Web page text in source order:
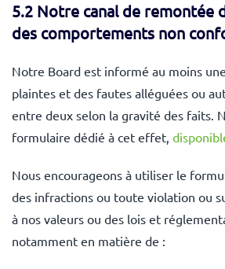
5.2 Notre canal de remontée
des comportements non
Notre Board est informé au moins
plaintes et des fautes alléguées ou
entre deux selon la gravité des faits.
formulaire dédié à cet effet,
Nous encourageons à utiliser le
des infractions ou toute violation ou
à nos valeurs ou des lois et
notamment en matière de :